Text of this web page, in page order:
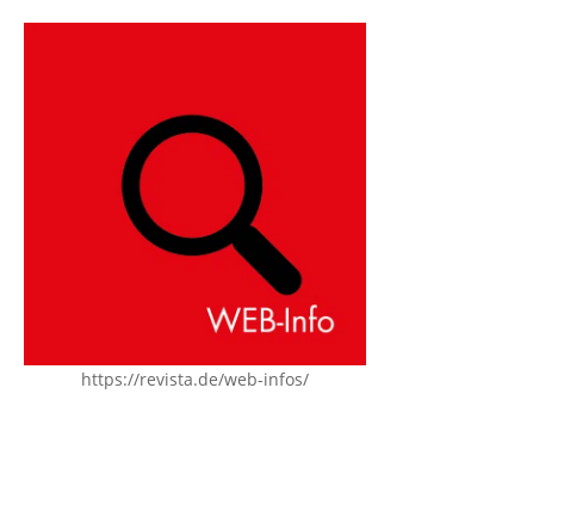
https://revista.de/web-infos/